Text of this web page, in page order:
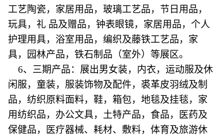
工艺陶瓷，家居用品，玻璃工艺品，节日用品，
玩具，礼 品及赠品，钟表眼镜，家居用品，个人
护理用具，浴室用品，编织及藤铁工艺品，家
具，园林产品，铁石制品（室外）等展区。
6、三期产品：展出男女装，内衣，运动服及休
闲服，童装，服装饰物及配件，裘革皮羽绒及制
品，纺织原料面料，鞋，箱包，地毯及挂毯，家
用纺织品，办公文具，土特产品，食品，医药及
保健品，医疗器械、耗材、敷料，体育及旅游休